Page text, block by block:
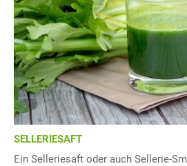
SELLERIESAFT
Ein Selleriesaft oder auch Sellerie-